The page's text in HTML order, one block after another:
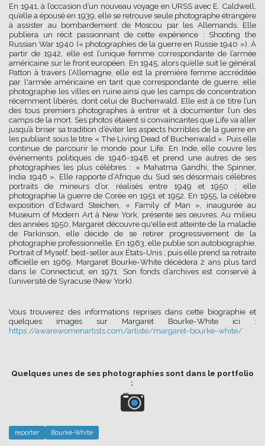
En 1941, à l’occasion d’un nouveau voyage en URSS avec E. Caldwell,
qu’elle a épousé en 1939, elle se retrouve seule photographe étrangère
à assister au bombardement de Moscou par les Allemands. Elle
publiera un récit passionnant de cette expérience : Shooting the
Russian War 1940 (« photographies de la guerre en Russie 1940 »). À
partir de 1942, elle est l’unique femme correspondante de l’armée
américaine sur le front européen. En 1945, alors qu’elle suit le général
Patton à travers l’Allemagne, elle est la première femme accréditée
par l'armée américaine en tant que correspondante de guerre, elle
photographie les villes en ruine ainsi que les camps de concentration
récemment libérés, dont celui de Buchenwald. Elle est à ce titre l’un
des tous premiers photographes à entrer et à documenter l’un des
camps de la mort. Ses photos étaient si convaincantes que Life va aller
jusqu’à briser sa tradition d’éviter les aspects horribles de la guerre en
les publiant sous le titre « The Living Dead of Buchenwald ». Puis elle
continue de parcourir le monde pour Life. En Inde, elle couvre les
événements politiques de 1946-1948 et prend une autres de ses
photographies les plus célèbres : « Mahatma Gandhi, the Spinner,
India 1946 ». Elle rapporte d’Afrique du Sud ses désormais célèbres
portraits de mineurs d’or, réalisés entre 1949 et 1950 ; elle
photographie la guerre de Corée en 1951 et 1952. En 1955, la célèbre
exposition d’Edward Steichen, « Family of Man », inaugurée au
Museum of Modern Art à New York, présente ses œuvres. Au milieu
des années 1950, Margaret découvre qu'elle est atteinte de la maladie
de Parkinson, elle décide de se retirer progressivement de la
photographie professionnelle. En 1963, elle publie son autobiographie,
Portrait of Myself, best-seller aux États-Unis ; puis elle prend sa retraite
officielle en 1969. Margaret Bourke-White décédera 2 ans plus tard
dans le Connecticut, en 1971. Son fonds d’archives est conservé à
l’université de Syracuse (New York).
Vous trouverez des informations reprises dans cette biographie et
quelques images sur Margaret Bourke-White ici :
https://awarewomenartists.com/artiste/margaret-bourke-white/
Quelques unes de ses photographies sont dans le portfolio
:
reporter Bourke-White